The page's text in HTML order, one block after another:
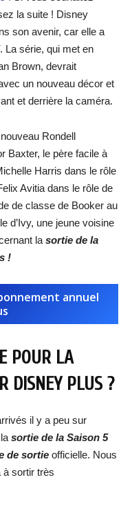
la suite ! Disney
son avenir, car elle a
. La série, qui met en
Brown, devrait
un nouveau décor et
et derrière la caméra.
Rondell
Baxter, le père facile à
Harris dans le rôle
Avitia dans le rôle de
de classe de Booker au
d’Ivy, une jeune voisine
la sortie de la
!
annuel
POUR LA
DISNEY PLUS ?
il y a peu sur
sortie de la Saison 5
de sortie officielle. Nous
à sortir très